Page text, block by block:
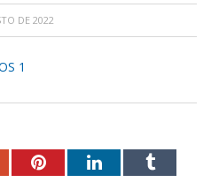
DE 2022
1
PinterestLinkedInTumblr